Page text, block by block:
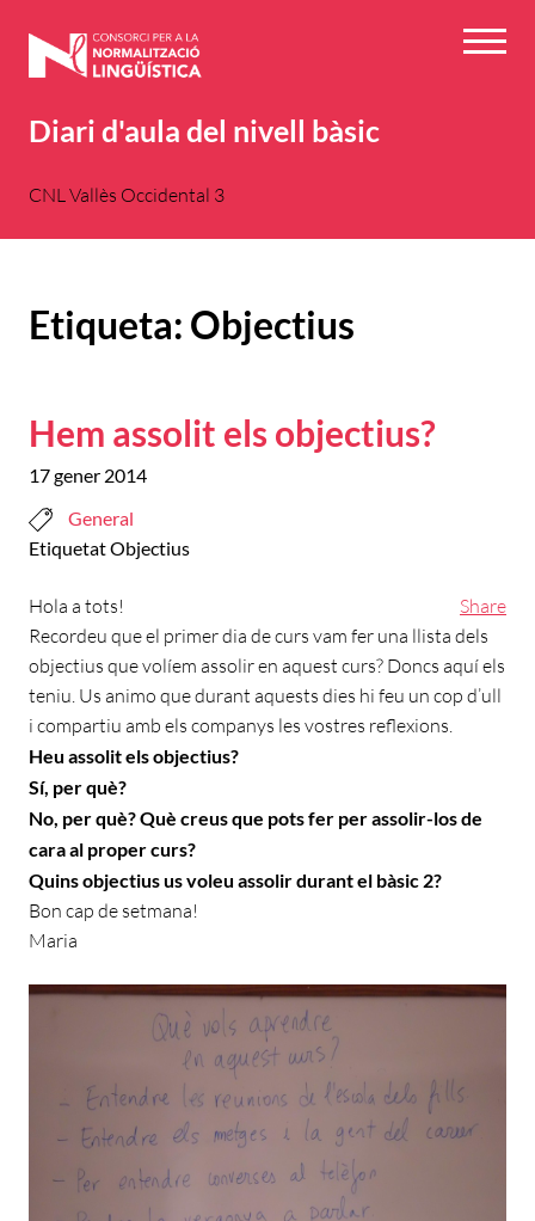
Diari d'aula del nivell bàsic
CNL Vallès Occidental 3
Etiqueta: Objectius
Hem assolit els objectius?
17 gener 2014
General
EtiquetatObjectius
Share
Hola a tots!
Recordeu que el primer dia de curs vam fer una llista dels
objectius que volíem assolir en aquest curs? Doncs aquí els
teniu. Us animo que durant aquests dies hi feu un cop d’ull
i compartiu amb els companys les vostres reflexions.
Heu assolit els objectius?
Sí, per què?
No, per què? Què creus que pots fer per assolir-los de
cara al proper curs?
Quins objectius us voleu assolir durant el bàsic 2?
Bon cap de setmana!
Maria